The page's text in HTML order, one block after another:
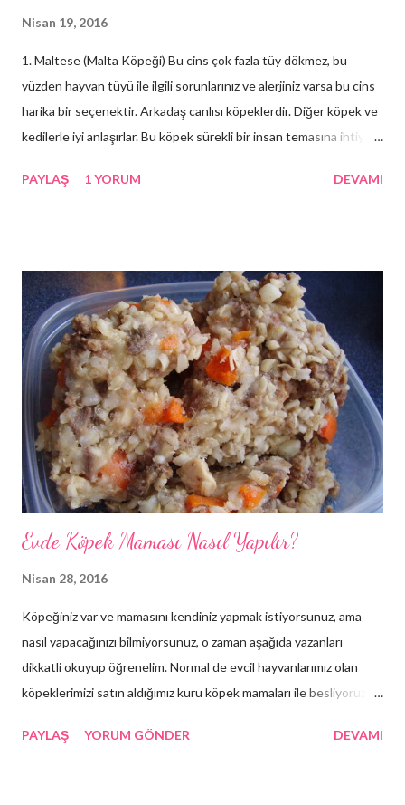
Nisan 19, 2016
1. Maltese (Malta Köpeği) Bu cins çok fazla tüy dökmez, bu
yüzden hayvan tüyü ile ilgili sorunlarınız ve alerjiniz varsa bu cins
harika bir seçenektir. Arkadaş canlısı köpeklerdir. Diğer köpek ve
kedilerle iyi anlaşırlar. Bu köpek sürekli bir insan temasına ihtiyaç
bir seçim değildir. Bir Maltese’ i harika şeklini korumak için düzenli
bozukluklarına sebebiyet verebilir.
PAYLAŞ 1 YORUM DEVAMI
Evde Köpek Maması Nasıl Yapılır?
Nisan 28, 2016
Köpeğiniz var ve mamasını kendiniz yapmak istiyorsunuz, ama
nasıl yapacağınızı bilmiyorsunuz, o zaman aşağıda yazanları
dikkatli okuyup öğrenelim. Normal de evcil hayvanlarımız olan
köpeklerimizi satın aldığımız kuru köpek mamaları ile besliyoruz.
Köpeklerimize verdiğimiz kuru mamaların haricinde alternatif
PAYLAŞ YORUM GÖNDER DEVAMI